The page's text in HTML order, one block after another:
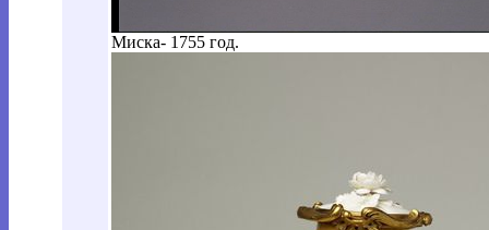
Миска- 1755 год.